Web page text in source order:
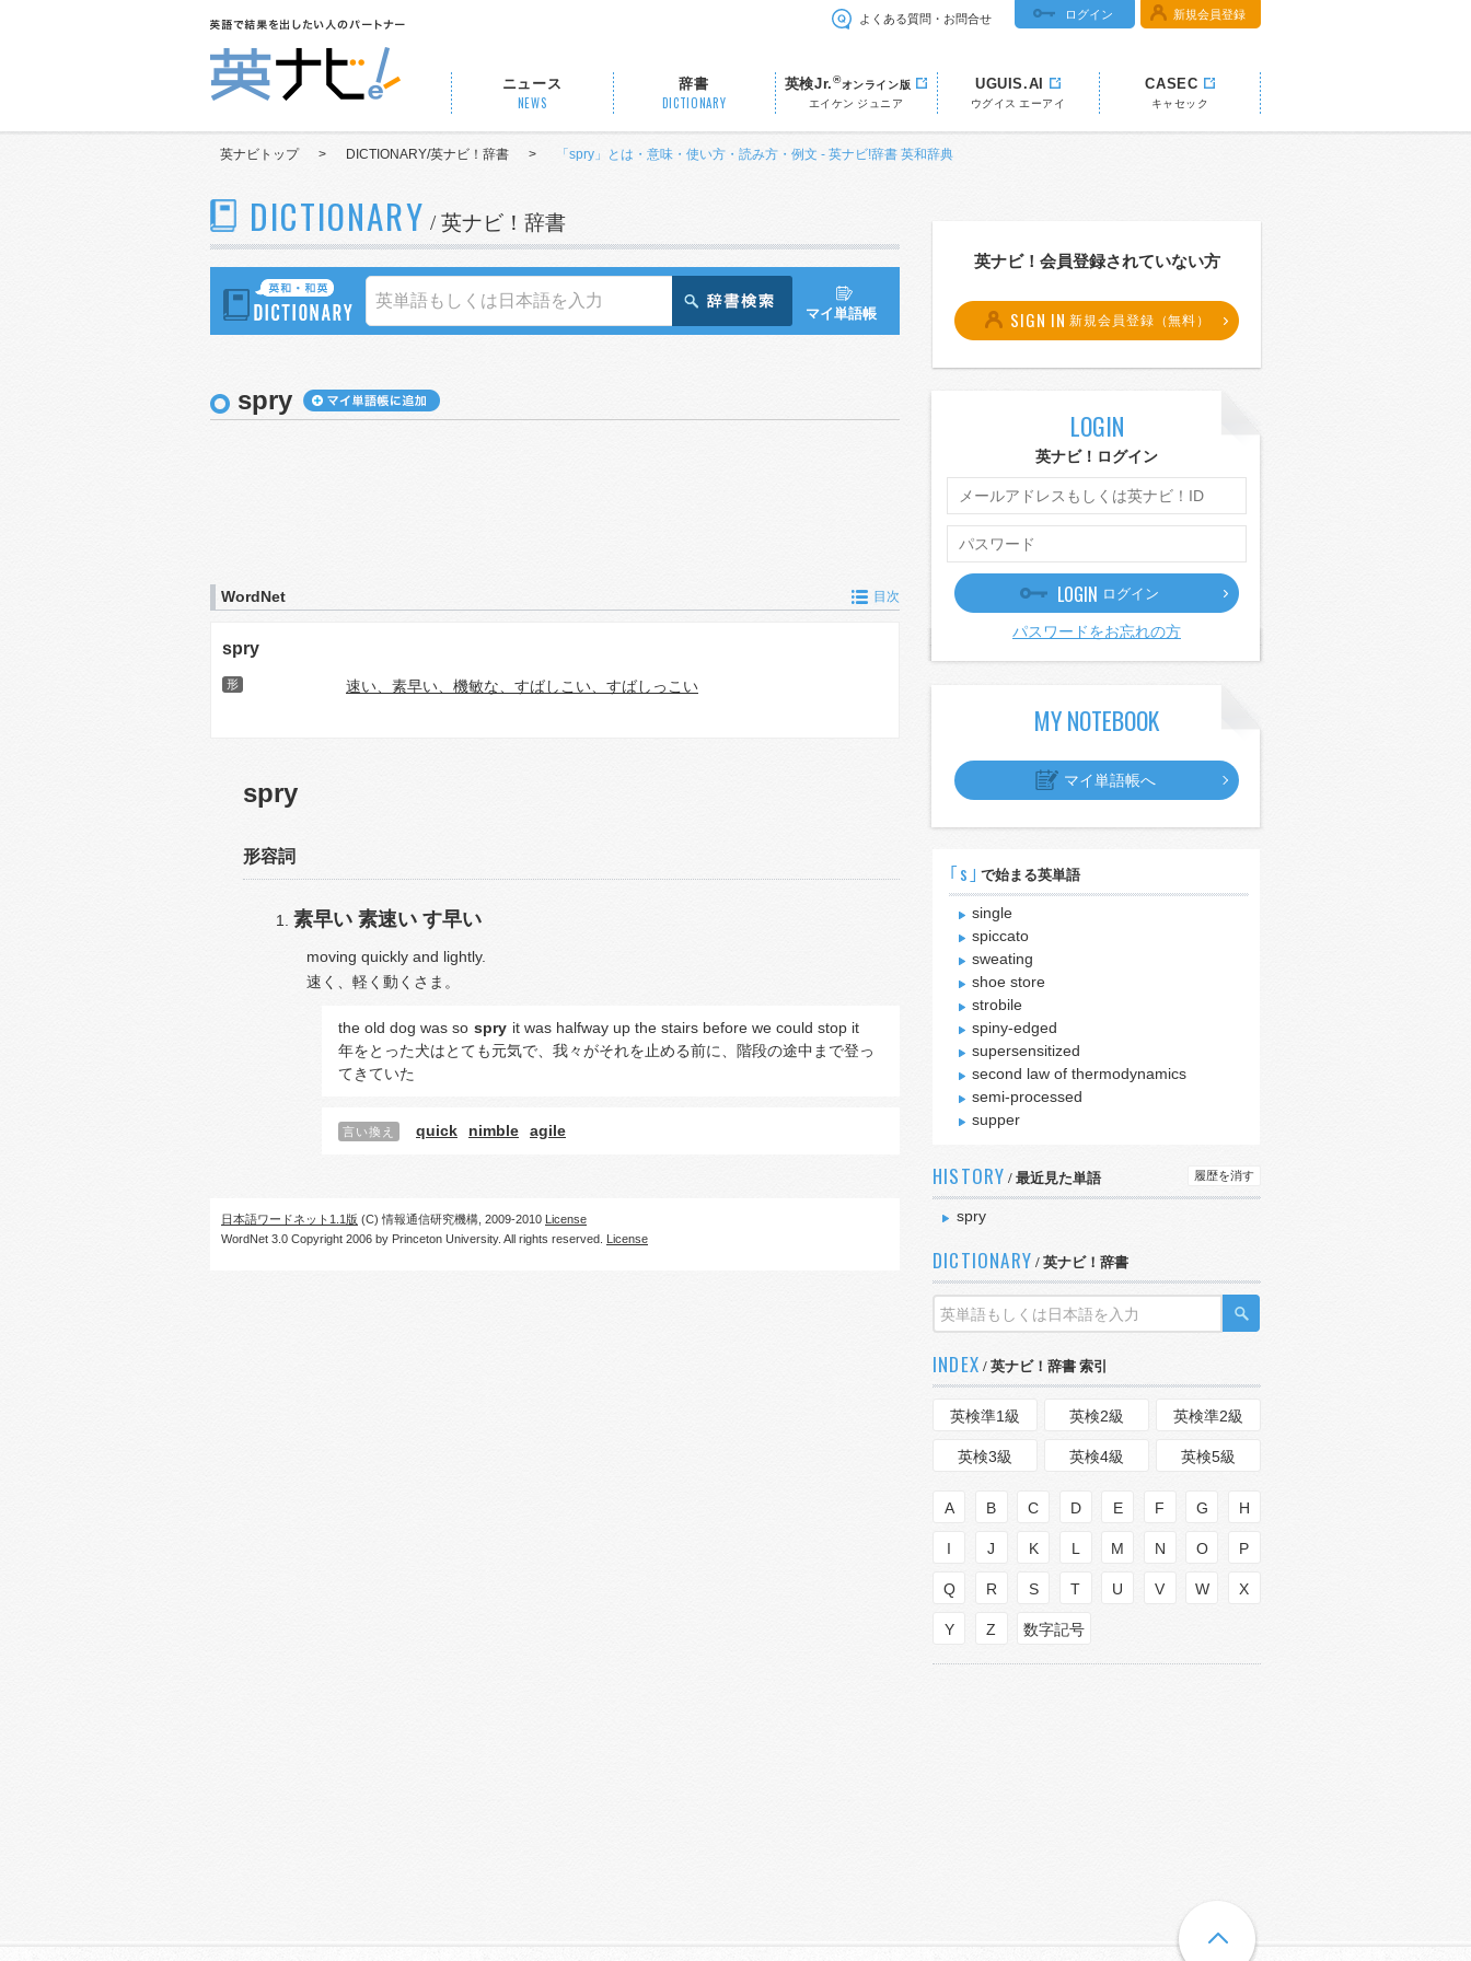
よくある質問・お問合せ ログイン 新規会員登録
ニュース
NEWS
辞書
DICTIONARY
英検Jr.®オンライン版
エイケン ジュニア
UGUIS.AI
ウグイス エーアイ
CASEC
キャセック
英ナビトップ > DICTIONARY/英ナビ！辞書 > 「spry」とは・意味・使い方・読み方・例文 - 英ナビ!辞書 英和辞典
DICTIONARY / 英ナビ！辞書
マイ単語帳
spry
WordNet 目次
spry
形 速い、素早い、機敏な、すばしこい、すばしっこい
spry
形容詞
素早い 素速い す早い
moving quickly and lightly.
速く、軽く動くさま。
the old dog was so spry it was halfway up the stairs before we could stop it
年をとった犬はとても元気で、我々がそれを止める前に、階段の途中まで登っ
てきていた
言い換え quick nimble agile
日本語ワードネット1.1版 (C) 情報通信研究機構, 2009-2010 License
WordNet 3.0 Copyright 2006 by Princeton University. All rights reserved. License
英ナビ！会員登録されていない方
SIGN IN 新規会員登録（無料）
LOGIN
英ナビ！ログイン
LOGIN ログイン
パスワードをお忘れの方
MY NOTEBOOK
マイ単語帳へ
｢s｣ で始まる英単語
single
spiccato
sweating
shoe store
strobile
spiny-edged
supersensitized
second law of thermodynamics
semi-processed
supper
HISTORY / 最近見た単語 履歴を消す
spry
DICTIONARY / 英ナビ！辞書
INDEX / 英ナビ！辞書 索引
英検準1級 英検2級 英検準2級
英検3級 英検4級 英検5級
A B C D E F G H
I J K L M N O P
Q R S T U V W X
Y Z 数字記号